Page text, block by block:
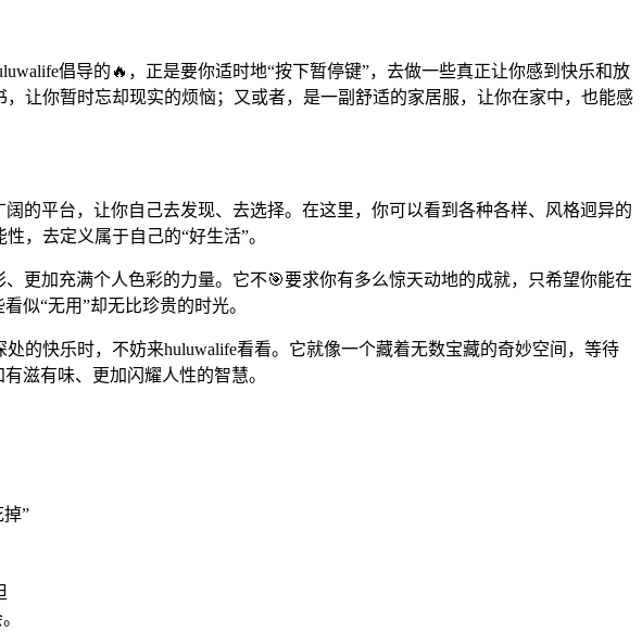
倡导的🔥，正是要你适时地“按下暂停键”，去做一些真正让你感到快乐和放
让你暂时忘却现实的烦恼；又或者，是一副舒适的家居服，让你在家中，也能感
的平台，让你自己去发现、去选择。在这里，你可以看到各种各样、风格迥异的
，去定义属于自己的“好生活”。
更加充满个人色彩的力量。它不🎯要求你有多么惊天动地的成就，只希望你能在
似“无用”却无比珍贵的时光。
的快乐时，不妨来huluwalife看看。它就像一个藏着无数宝藏的奇妙空间，等待
滋有味、更加闪耀人性的智慧。
”